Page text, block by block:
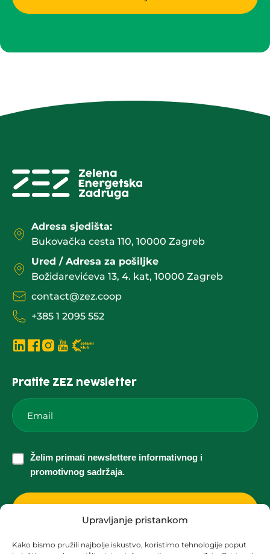
Upravljanje pristankom
Kako bismo pružili najbolje iskustvo, koristimo tehnologije poput
Adresa sjedišta:
Bukovačka cesta 110, 10000 Zagreb
Ured / Adresa za pošiljke
Božidarevićeva 13, 4. kat, 10000 Zagreb
contact@zez.coop
+385 1 2095 552
Pratite ZEZ newsletter
Email
*
Želim
primati
informativnog
sadržaja.
Želim primati newslettere informativnog i
promotivnog sadržaja.